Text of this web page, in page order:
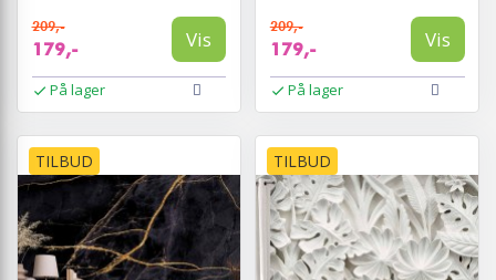
209,-
179,- Vis
På lager
209,-
179,- Vis
På lager
TILBUD TILBUD